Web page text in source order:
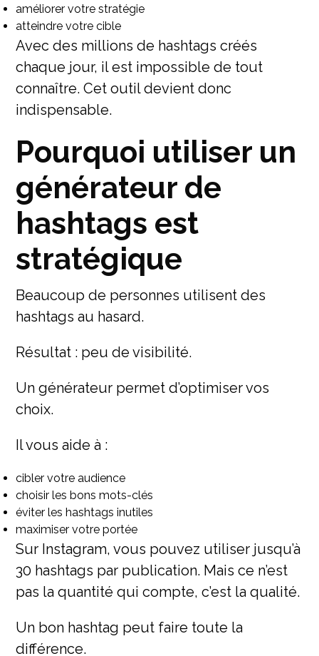
améliorer votre stratégie
atteindre votre cible
Avec des millions de hashtags créés
chaque jour, il est impossible de tout
connaître. Cet outil devient donc
indispensable.
Pourquoi utiliser un
générateur de
hashtags est
stratégique
Beaucoup de personnes utilisent des
hashtags au hasard.
Résultat : peu de visibilité.
Un générateur permet d’optimiser vos
choix.
Il vous aide à :
cibler votre audience
choisir les bons mots-clés
éviter les hashtags inutiles
maximiser votre portée
Sur Instagram, vous pouvez utiliser jusqu’à
30 hashtags par publication. Mais ce n’est
pas la quantité qui compte, c’est la qualité.
Un bon hashtag peut faire toute la
différence.